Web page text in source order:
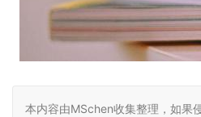
本内容由MSchen收集整理，如果